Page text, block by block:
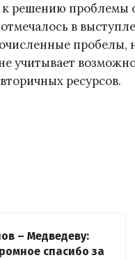
к решению проблемы
в
пробелы,
учитывает
ресурсов.
– Медведеву:
спасибо за